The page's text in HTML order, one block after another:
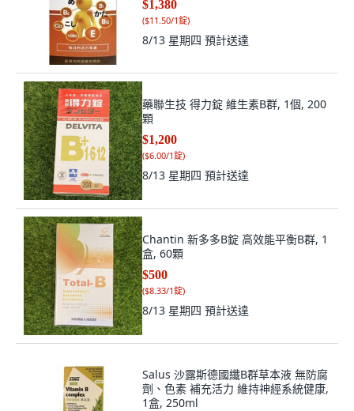
$1,380
($11.50/1錠)
8/13 星期四 預計送達
藥聯生技 得力錠 維生素B群, 1個, 200
顆
$1,200
($6.00/1錠)
8/13 星期四 預計送達
Chantin 新多多B錠 高效能平衡B群, 1
盒, 60顆
$500
($8.33/1錠)
8/13 星期四 預計送達
Salus 沙露斯德國纖B群草本液 無防腐
劑、色素 補充活力 維持神經系統健康,
1盒, 250ml